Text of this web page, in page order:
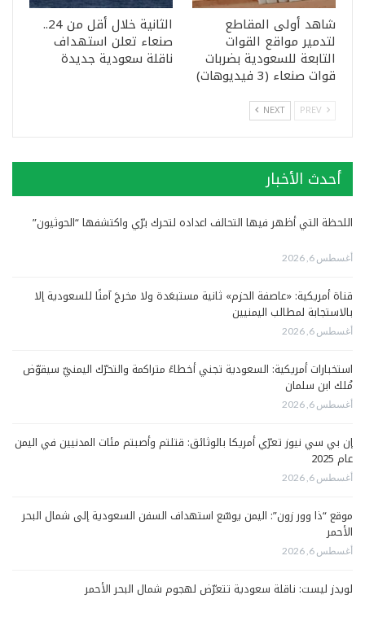
شاهد أولى المقاطع
لتدمير مواقع القوات
التابعة للسعودية بضربات
قوات صنعاء (3 فيديوهات)
الثانية خلال أقل من 24..
صنعاء تعلن استهداف
ناقلة سعودية جديدة
NEXT
أحدث الأخبار
اللحظة التي أظهر فيها التحالف اعداده لتحرك برّي واكتشفها “الحوثيون”
أغسطس 6, 2026
قناة أمريكية: «عاصفة الحزم» ثانية مستبعَدة ولا مخرجَ آمنًا للسعودية إلا
بالاستجابة لمطالب اليمنيين
أغسطس 6, 2026
استخبارات أمريكية: السعودية تجني أخطاءً متراكمة والتحرّك اليمنيّ سيقوّض
مُلك ابن سلمان
أغسطس 6, 2026
إن بي سي نيوز تعرّي أمريكا بالوثائق: قتلتم وأصبتم مئات المدنيين في اليمن
عام 2025
أغسطس 6, 2026
موقع “ذا وور زون”: اليمن يوسّع استهداف السفن السعودية إلى شمال البحر
الأحمر
أغسطس 6, 2026
لويدز ليست: ناقلة سعودية تتعرّض لهجوم شمال البحر الأحمر